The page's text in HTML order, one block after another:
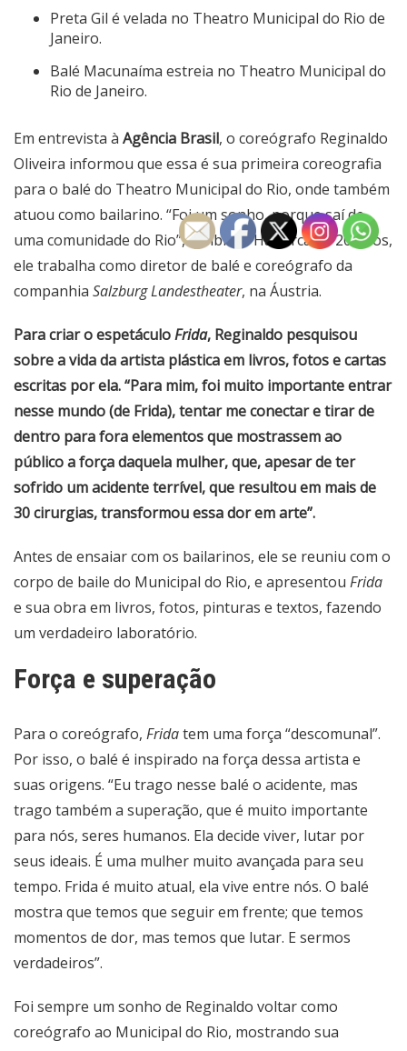
Preta Gil é velada no Theatro Municipal do Rio de
Janeiro.
Balé Macunaíma estreia no Theatro Municipal do
Rio de Janeiro.
Em entrevista à Agência Brasil, o coreógrafo Reginaldo
Oliveira informou que essa é sua primeira coreografia
para o balé do Theatro Municipal do Rio, onde também
atuou como bailarino. “Foi um sonho, porque saí de
uma comunidade do Rio”, lembrou. Há cerca de 20 anos,
ele trabalha como diretor de balé e coreógrafo da
companhia Salzburg Landestheater, na Áustria.
Para criar o espetáculoFrida, Reginaldo pesquisou
sobre a vida da artista plástica em livros, fotos e cartas
escritas por ela. “Para mim, foi muito importante entrar
nesse mundo (de Frida), tentar me conectar e tirar de
dentro para fora elementos que mostrassem ao
público a força daquela mulher, que, apesar de ter
sofrido um acidente terrível, que resultou em mais de
30 cirurgias, transformou essa dor em arte”.
Antes de ensaiar com os bailarinos, ele se reuniu com o
corpo de baile do Municipal do Rio, e apresentou Frida
e sua obra em livros, fotos, pinturas e textos, fazendo
um verdadeiro laboratório.
Força e superação
Para o coreógrafo, Fridatem uma força “descomunal”.
Por isso, o balé é inspirado na força dessa artista e
suas origens. “Eu trago nesse balé o acidente, mas
trago também a superação, que é muito importante
para nós, seres humanos. Ela decide viver, lutar por
seus ideais. É uma mulher muito avançada para seu
tempo. Frida é muito atual, ela vive entre nós. O balé
mostra que temos que seguir em frente; que temos
momentos de dor, mas temos que lutar. E sermos
verdadeiros”.
Foi sempre um sonho de Reginaldo voltar como
coreógrafo ao Municipal do Rio, mostrando sua